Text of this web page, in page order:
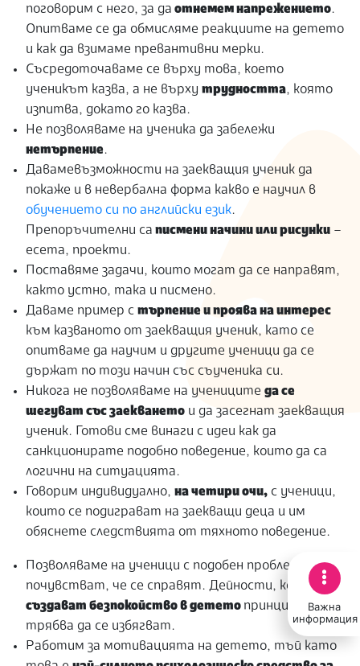
Важна
информация
поговорим с него, за да отнемем напрежението.
Опитваме се да обмисляме реакциите на детето
и как да взимаме превантивни мерки.
Съсредоточаваме се върху това, което
ученикът казва, а не върхутрудността, която
изпитва, докато го казва.
Не позволяваме на ученика да забележи
нетърпение.
Давамевъзможности на заекващия ученик да
покаже и в невербална форма какво е научил в
обучението си по английски език.
Препоръчителни са писмени начини или рисунки –
есета, проекти.
Поставяме задачи, които могат да се направят,
както устно, така и писмено.
Даваме пример стърпение и проява на интерес
към казваното от заекващия ученик, като се
опитваме да научим и другите ученици да се
държат по този начин със съученика си.
Никога не позволяваме на ученицитеда се
шегуват със заекването и да засегнат заекващия
ученик. Готови сме винаги с идеи как да
санкционирате подобно поведение, които да са
логични на ситуацията.
Говорим индивидуално,на четири очи, с ученици,
които се подиграват на заекващи деца и им
обяснете следствията от тяхното поведение.
Позволяваме на ученици с подобен проблем да
почувстват, че се справят. Дейности, които
създават безпокойство в детето принципно
трябва да се избягват.
Работим за мотивацията на детето, тъй като